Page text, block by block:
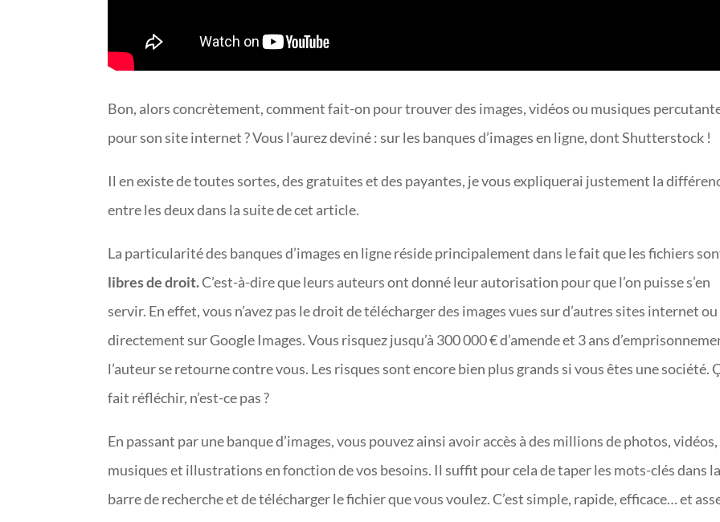
Bon, alors concrètement, comment fait-on pour trouver des images, vidéos ou musiques
pour son site internet ? Vous l’aurez deviné : sur les banques d’images en ligne, dont Shutterstock !
Il en existe de toutes sortes, des gratuites et des payantes, je vous expliquerai justement la
entre les deux dans la suite de cet article.
La particularité des banques d’images en ligne réside principalement dans le fait que les fichiers
libres de droit.C’est-à-dire que leurs auteurs ont donné leur autorisation pour que l’on puisse s’en
servir. En effet, vous n’avez pas le droit de télécharger des images vues sur d’autres sites internet ou
directement sur Google Images. Vous risquez jusqu’à 300 000 € d’amende et 3 ans
l’auteur se retourne contre vous. Les risques sont encore bien plus grands si vous êtes une société.
fait réfléchir, n’est-ce pas ?
En passant par une banque d’images, vous pouvez ainsi avoir accès à des millions de photos, vidéos,
musiques et illustrations en fonction de vos besoins. Il suffit pour cela de taper les mots-clés dans
barre de recherche et de télécharger le fichier que vous voulez. C’est simple, rapide, efficace… et